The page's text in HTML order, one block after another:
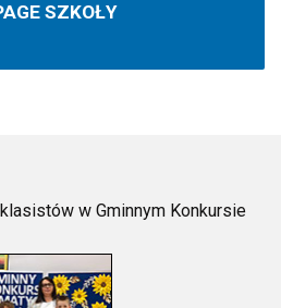
SZKOŁY
w Gminnym Konkursie